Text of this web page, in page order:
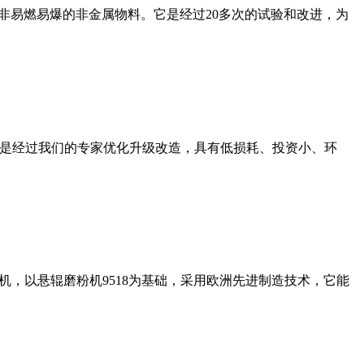
燃易爆的非金属物料。它是经过20多次的试验和改进，为
经过我们的专家优化升级改造，具有低损耗、投资小、环
以悬辊磨粉机9518为基础，采用欧洲先进制造技术，它能